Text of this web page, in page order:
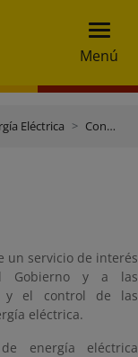
Menú
Eléctrica Contratación y suministro
un servicio de interés
Gobierno y a las
y el control de las
eléctrica.
energía eléctrica